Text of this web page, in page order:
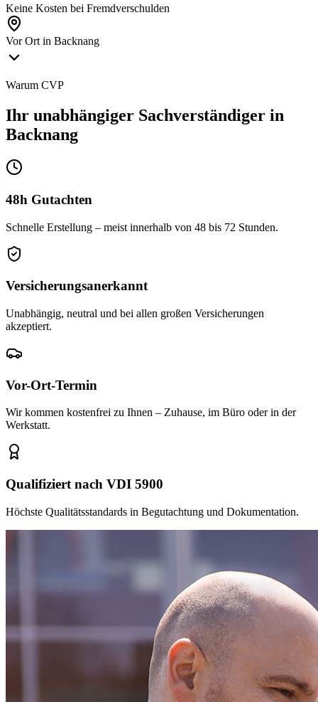
Keine Kosten bei Fremdverschulden
Vor Ort in Backnang
Warum CVP
Ihr unabhängiger Sachverständiger in
Backnang
48h Gutachten
Schnelle Erstellung – meist innerhalb von 48 bis 72 Stunden.
Versicherungs­anerkannt
Unabhängig, neutral und bei allen großen Versicherungen
akzeptiert.
Vor-Ort-Termin
Wir kommen kostenfrei zu Ihnen – Zuhause, im Büro oder in der
Werkstatt.
Qualifiziert nach VDI 5900
Höchste Qualitätsstandards in Begutachtung und Dokumentation.